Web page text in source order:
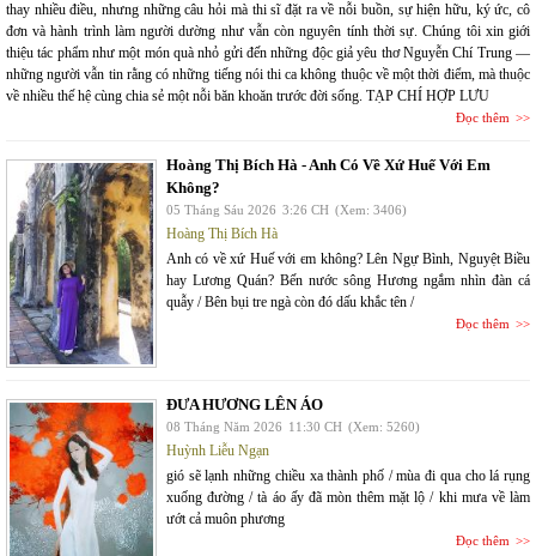
thay nhiều điều, nhưng những câu hỏi mà thi sĩ đặt ra về nỗi buồn, sự hiện hữu, ký ức, cô
đơn và hành trình làm người dường như vẫn còn nguyên tính thời sự. Chúng tôi xin giới
thiệu tác phẩm như một món quà nhỏ gửi đến những độc giả yêu thơ Nguyễn Chí Trung —
những người vẫn tin rằng có những tiếng nói thi ca không thuộc về một thời điểm, mà thuộc
về nhiều thế hệ cùng chia sẻ một nỗi băn khoăn trước đời sống. TẠP CHÍ HỢP LƯU
Đọc thêm
Hoàng Thị Bích Hà - Anh Có Về Xứ Huế Với Em
Không?
05 Tháng Sáu 2026 3:26 CH (Xem: 3406)
Hoàng Thị Bích Hà
Anh có về xứ Huế với em không? Lên Ngự Bình, Nguyệt Biều
hay Lương Quán? Bến nước sông Hương ngắm nhìn đàn cá
quẫy / Bên bụi tre ngà còn đó dấu khắc tên /
Đọc thêm
ĐƯA HƯƠNG LÊN ÁO
08 Tháng Năm 2026 11:30 CH (Xem: 5260)
Huỳnh Liễu Ngạn
gió sẽ lạnh những chiều xa thành phố / mùa đi qua cho lá rụng
xuống đường / tà áo ấy đã mòn thêm mặt lộ / khi mưa về làm
ướt cả muôn phương
Đọc thêm